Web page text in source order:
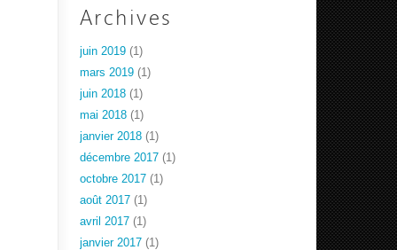
Archives
juin 2019 (1)
mars 2019 (1)
juin 2018 (1)
mai 2018 (1)
janvier 2018 (1)
décembre 2017 (1)
octobre 2017 (1)
août 2017 (1)
avril 2017 (1)
janvier 2017 (1)